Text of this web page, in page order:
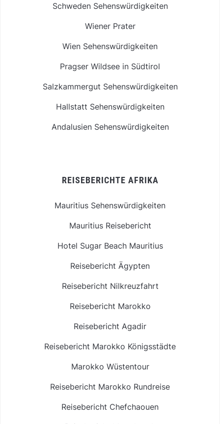
Schweden Sehenswürdigkeiten
Wiener Prater
Wien Sehenswürdigkeiten
Pragser Wildsee in Südtirol
Salzkammergut Sehenswürdigkeiten
Hallstatt Sehenswürdigkeiten
Andalusien Sehenswürdigkeiten
REISEBERICHTE AFRIKA
Mauritius Sehenswürdigkeiten
Mauritius Reisebericht
Hotel Sugar Beach Mauritius
Reisebericht Ägypten
Reisebericht Nilkreuzfahrt
Reisebericht Marokko
Reisebericht Agadir
Reisebericht Marokko Königsstädte
Marokko Wüstentour
Reisebericht Marokko Rundreise
Reisebericht Chefchaouen